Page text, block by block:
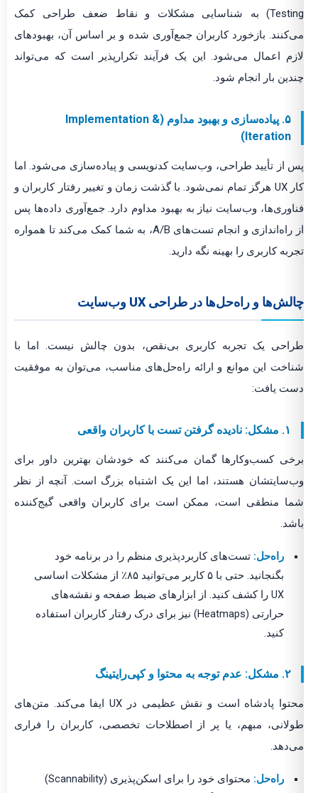
Testing) به شناسایی مشکلات و نقاط ضعف طراحی کمک
می‌کنند. بازخورد کاربران جمع‌آوری شده و بر اساس آن، بهبودهای
لازم اعمال می‌شود. این یک فرآیند تکرارپذیر است که می‌تواند
چندین بار انجام شود.
۵. پیاده‌سازی و بهبود مداوم (Implementation &
Iteration)
پس از تأیید طراحی، وب‌سایت کدنویسی و پیاده‌سازی می‌شود. اما
کار UX هرگز تمام نمی‌شود. با گذشت زمان و تغییر رفتار کاربران و
فناوری‌ها، وب‌سایت نیاز به بهبود مداوم دارد. جمع‌آوری داده‌ها پس
از راه‌اندازی و انجام تست‌های A/B، به شما کمک می‌کند تا همواره
تجربه کاربری را بهینه نگه دارید.
چالش‌ها و راه‌حل‌ها در طراحی UX وب‌سایت
طراحی یک تجربه کاربری بی‌نقص، بدون چالش نیست. اما با
شناخت این موانع و ارائه راه‌حل‌های مناسب، می‌توان به موفقیت
دست یافت:
۱. مشکل: نادیده گرفتن تست با کاربران واقعی
برخی کسب‌وکارها گمان می‌کنند که خودشان بهترین داور برای
وب‌سایتشان هستند، اما این یک اشتباه بزرگ است. آنچه از نظر
شما منطقی است، ممکن است برای کاربران واقعی گیج‌کننده
باشد.
راه‌حل: تست‌های کاربردپذیری منظم را در برنامه خود
بگنجانید. حتی با ۵ کاربر می‌توانید ۸۵٪ از مشکلات اساسی
UX را کشف کنید. از ابزارهای ضبط صفحه و نقشه‌های
حرارتی (Heatmaps) نیز برای درک رفتار کاربران استفاده
کنید.
۲. مشکل: عدم توجه به محتوا و کپی‌رایتینگ
محتوا پادشاه است و نقش عظیمی در UX ایفا می‌کند. متن‌های
طولانی، مبهم، یا پر از اصطلاحات تخصصی، کاربران را فراری
می‌دهد.
راه‌حل:
محتوای خود را برای اسکن‌پذیری (Scannability)